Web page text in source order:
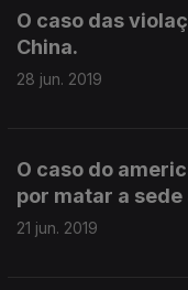
O caso das
China.
28 jun. 2019
O caso do
por matar a
21 jun. 2019